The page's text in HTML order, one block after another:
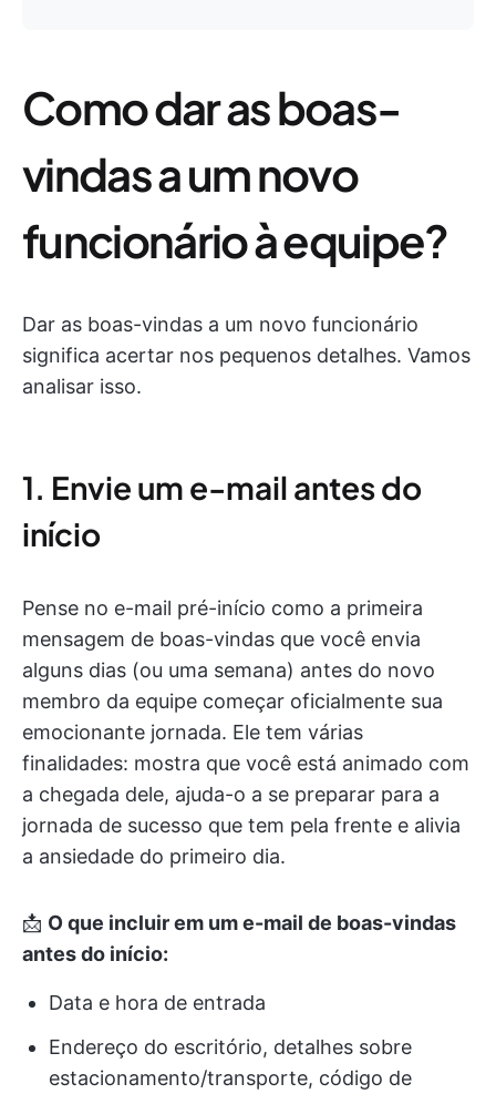
Como dar as boas-
vindas a um novo
funcionário à equipe?
Dar as boas-vindas a um novo funcionário
significa acertar nos pequenos detalhes. Vamos
analisar isso.
1. Envie um e-mail antes do
início
Pense no e-mail pré-início como a primeira
mensagem de boas-vindas que você envia
alguns dias (ou uma semana) antes do novo
membro da equipe começar oficialmente sua
emocionante jornada. Ele tem várias
finalidades: mostra que você está animado com
a chegada dele, ajuda-o a se preparar para a
jornada de sucesso que tem pela frente e alivia
a ansiedade do primeiro dia.
📩 O que incluir em um e-mail de boas-vindas
antes do início:
Data e hora de entrada
Endereço do escritório, detalhes sobre
estacionamento/transporte, código de